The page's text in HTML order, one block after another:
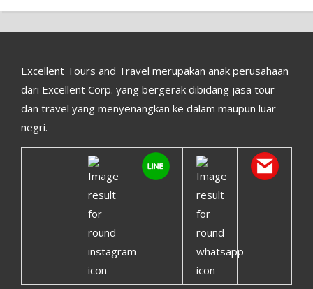
Excellent Tours and Travel merupakan anak perusahaan
dari Excellent Corp. yang bergerak dibidang jasa tour
dan travel yang menyenangkan ke dalam maupun luar
negri.